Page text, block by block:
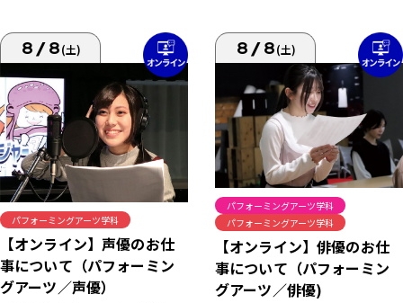
8/8(土)
パフォーミングアーツ学科
【オンライン】声優のお仕
事について（パフォーミン
グアーツ／声優）
8/8(土)
パフォーミングアーツ学科
パフォーミングアーツ学科
【オンライン】俳優のお仕
事について（パフォーミン
グアーツ／俳優)